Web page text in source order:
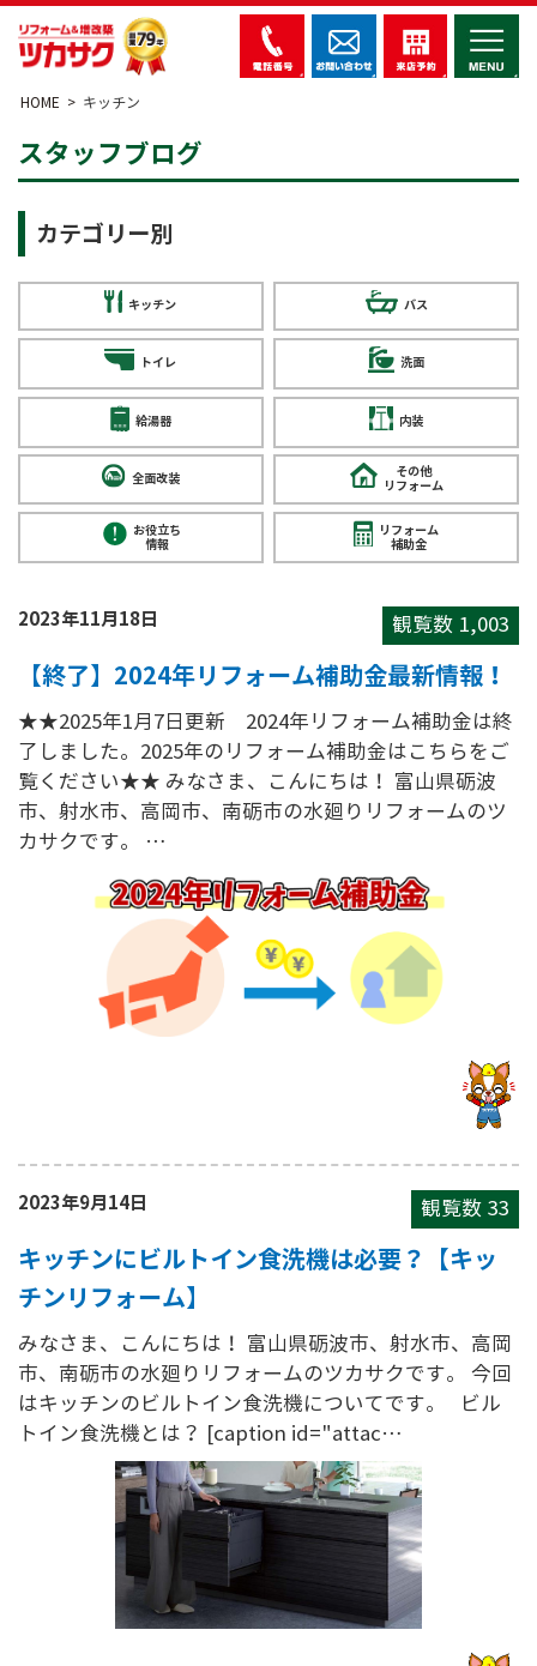
HOME キッチン
スタッフブログ
カテゴリー別
キッチン バス
トイレ 洗面
給湯器 内装
全面改装
その他
リフォーム
お役立ち
情報
リフォーム
補助金
2023年11月18日 観覧数 1,003
【終了】2024年リフォーム補助金最新情報！
★★2025年1月7日更新 2024年リフォーム補助金は終
了しました。2025年のリフォーム補助金はこちらをご
覧ください★★ みなさま、こんにちは！ 富山県砺波
市、射水市、高岡市、南砺市の水廻りリフォームのツ
カサクです。 …
2023年9月14日 観覧数 33
キッチンにビルトイン食洗機は必要？【キッ
チンリフォーム】
みなさま、こんにちは！ 富山県砺波市、射水市、高岡
市、南砺市の水廻りリフォームのツカサクです。 今回
はキッチンのビルトイン食洗機についてです。 ビル
トイン食洗機とは？ [caption id="attac…